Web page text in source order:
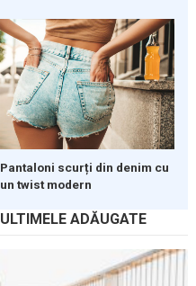
Pantaloni scurți din denim cu
un twist modern
ULTIMELE ADĂUGATE